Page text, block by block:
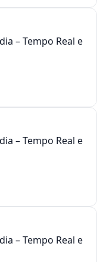
– Tempo Real e
– Tempo Real e
– Tempo Real e